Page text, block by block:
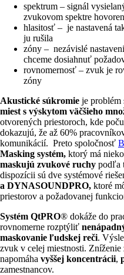
spektrum – signál
zvukovom spektre
hlasitosť – je nastavená
ju rušila
zóny – nezávislé
chceme dosiahnuť
rovnomernosť – zvuk je
zóny
Akustické súkromie je problém
miest s výskytom väčšieho
otvorených priestoroch, kde
dokazujú, že až 60%
komunikácií. Preto spoločnosť
Masking systém, ktorý má
maskujú zvukové ruchy podľa
dispozícii sú dve systémové
a DYNASOUNDPRO, ktoré
priestorov a požadovanej
Systém QtPRO® dokáže do
rovnomerne rozptýliť
maskovanie ľudskej reči.
zvuk v celej miestnosti.
napomáha vyššej koncentrácii,
zamestnancov.